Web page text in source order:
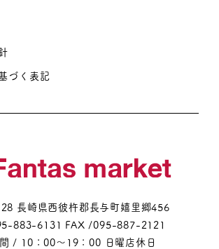
づく表記
長崎県西彼杵郡長与町嬉里郷456
883-6131 FAX /095-887-2121
/ 10：00～19：00 日曜店休日